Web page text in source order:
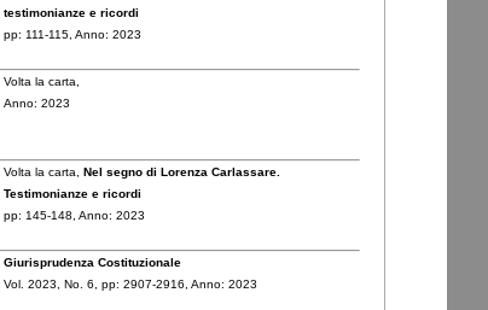
testimonianze e ricordi
pp: 111-115, Anno: 2023
Volta la carta,
Anno: 2023
Volta la carta, Nel segno di Lorenza Carlassare.
Testimonianze e ricordi
pp: 145-148, Anno: 2023
Giurisprudenza Costituzionale
Vol. 2023,
No. 6, pp: 2907-2916, Anno: 2023